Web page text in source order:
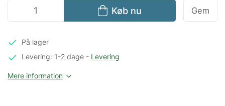
Køb nu Gem
På lager
Levering: 1-2 dage- Levering
Mere information